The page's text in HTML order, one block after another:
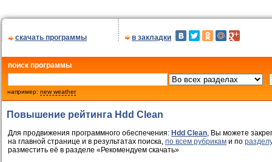
скачать программы в закладки
поиск программы
например: new weather
Повышение рейтинга Hdd Clean
Для продвижения программного обеспечения: Hdd Clean, Вы можете
на главной странице и в результатах поиска, по всем рубрикам и по
разместить её в разделе «Рекомендуем скачать»